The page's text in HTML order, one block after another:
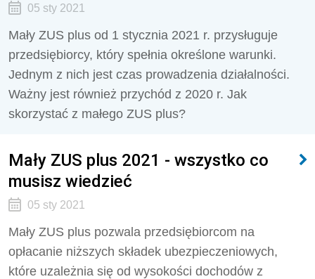
05 sty 2021
Mały ZUS plus od 1 stycznia 2021 r. przysługuje
przedsiębiorcy, który spełnia określone warunki.
Jednym z nich jest czas prowadzenia działalności.
Ważny jest również przychód z 2020 r. Jak
skorzystać z małego ZUS plus?
Mały ZUS plus 2021 - wszystko co
musisz wiedzieć
05 sty 2021
Mały ZUS plus pozwala przedsiębiorcom na
opłacanie niższych składek ubezpieczeniowych,
które uzależnia się od wysokości dochodów z